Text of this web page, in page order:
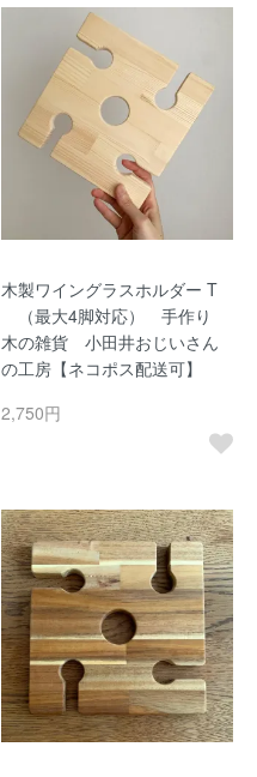
木製ワイングラスホルダー T
（最大4脚対応） 手作り
木の雑貨 小田井おじいさん
の工房【ネコポス配送可】
2,750円